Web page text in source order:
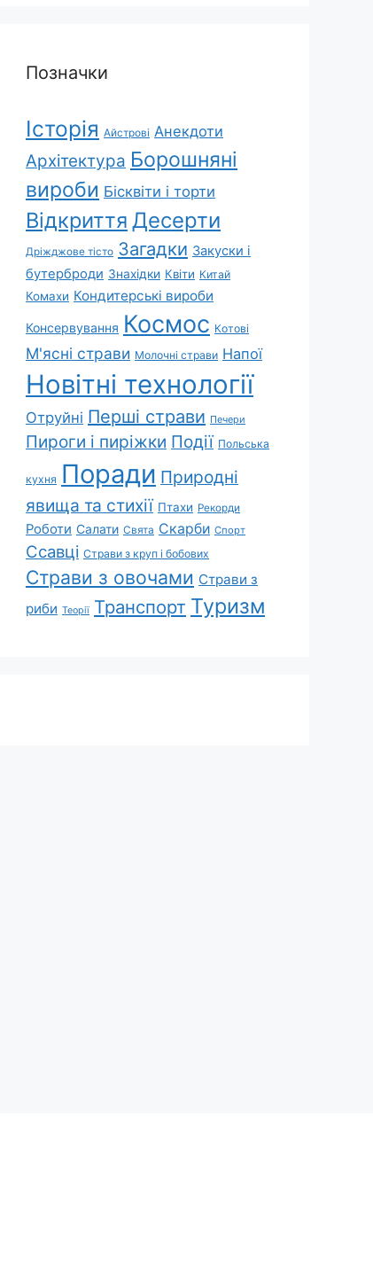
Позначки
Історія Айстрові Анекдоти
Архітектура Борошняні
вироби Бісквіти і торти
Відкриття Десерти
Дріжджове тісто Загадки Закуски і
бутерброди Знахідки Квіти Китай
Комахи Кондитерські вироби
Консервування Космос Котові
М'ясні страви Молочні страви Напої
Новітні технології
Отруйні Перші страви Печери
Пироги і пиріжки Події Польська
кухня Поради Природні
явища та стихії Птахи Рекорди
Роботи Салати Свята Скарби Спорт
Ссавці Страви з круп і бобових
Страви з овочами Страви з
риби Теорії Транспорт Туризм